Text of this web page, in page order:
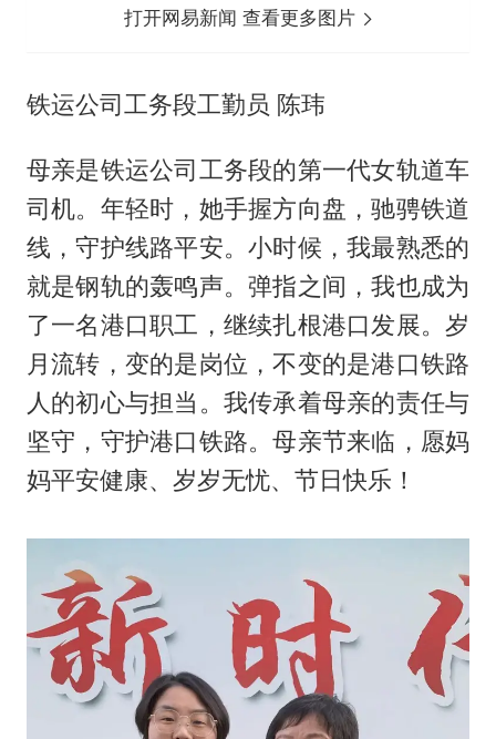
打开网易新闻 查看更多图片
铁运公司工务段工勤员 陈玮
母亲是铁运公司工务段的第一代女轨道车
司机。年轻时，她手握方向盘，驰骋铁道
线，守护线路平安。小时候，我最熟悉的
就是钢轨的轰鸣声。弹指之间，我也成为
了一名港口职工，继续扎根港口发展。岁
月流转，变的是岗位，不变的是港口铁路
人的初心与担当。我传承着母亲的责任与
坚守，守护港口铁路。母亲节来临，愿妈
妈平安健康、岁岁无忧、节日快乐！